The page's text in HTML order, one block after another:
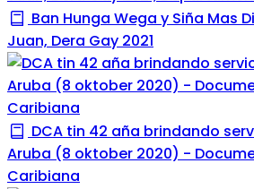
Ban Hunga Wega y Siña Mas
Juan, Dera Gay 2021
DCA tin 42 aña brindando
Aruba (8 oktober 2020) -
Caribiana